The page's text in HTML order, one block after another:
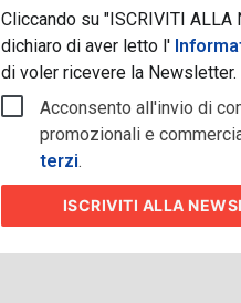
Cliccando su "ISCRIVITI ALLA
dichiaro di aver letto l'
di voler ricevere la Newsletter.
Acconsento all'invio di
promozionali e
terzi.
ISCRIVITI ALLA